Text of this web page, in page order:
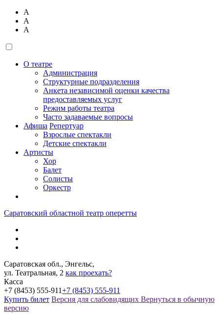
А
А
А
О театре
Администрация
Структурные подразделения
Анкета независимой оценки качества
предоставляемых услуг
Режим работы театра
Часто задаваемые вопросы
Афиша Репертуар
Взрослые спектакли
Детские спектакли
Артисты
Хор
Балет
Солисты
Оркестр
Саратовский областной театр оперетты
Саратовская обл., Энгельс,
ул. Театральная, 2 как проехать?
Касса
+7 (8453) 555-911+7 (8453) 555-911
Купить билет Версия для слабовидящих Вернуться в обычную
версию